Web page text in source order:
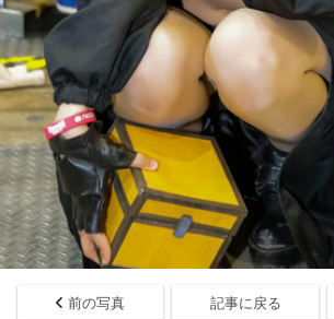
前の写真 記事に戻る